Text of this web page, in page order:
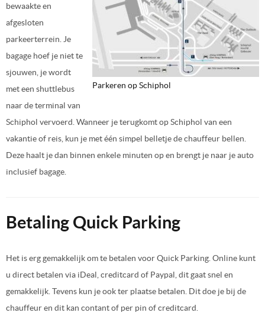
Parkeren op Schiphol
bewaakte en
afgesloten
parkeerterrein. Je
bagage hoef je niet te
sjouwen, je wordt
met een shuttlebus
naar de terminal van
Schiphol vervoerd. Wanneer je terugkomt op Schiphol van een
vakantie of reis, kun je met één simpel belletje de chauffeur bellen.
Deze haalt je dan binnen enkele minuten op en brengt je naar je auto
inclusief bagage.
Betaling Quick Parking
Het is erg gemakkelijk om te betalen voor Quick Parking. Online kunt
u direct betalen via iDeal, creditcard of Paypal, dit gaat snel en
gemakkelijk. Tevens kun je ook ter plaatse betalen. Dit doe je bij de
chauffeur en dit kan contant of per pin of creditcard.